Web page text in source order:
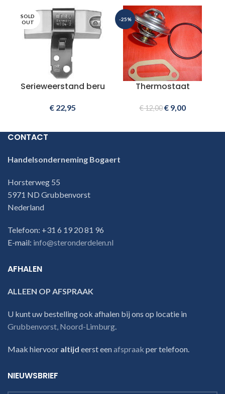
SOLD
OUT
Serieweerstand beru
€22,95
-25%
Thermostaat
€12,00 €9,00
CONTACT
Handelsonderneming Bogaert
Horsterweg 55
5971 ND Grubbenvorst
Nederland
Telefoon: +31 6 19 20 81 96
E-mail: info@steronderdelen.nl
AFHALEN
ALLEEN OP AFSPRAAK
U kunt uw bestelling ook afhalen bij ons op locatie in
Grubbenvorst, Noord-Limburg
Maak hiervoor altijd eerst eenafspraak per telefoon.
NIEUWSBRIEF